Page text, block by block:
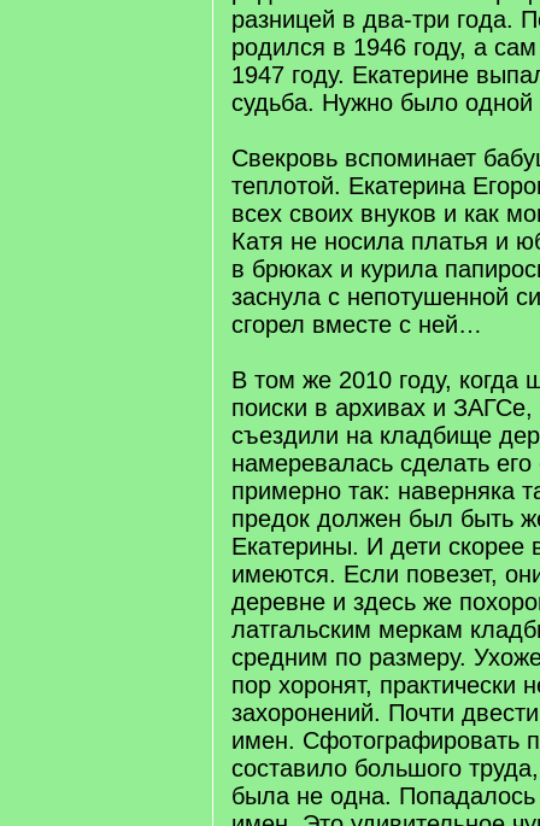
разницей в два-три года.
родился в 1946 году, а
1947 году. Екатерине
судьба. Нужно было одной
Свекровь вспоминает
теплотой. Екатерина
всех своих внуков и как
Катя не носила платья и
в брюках и курила
заснула с непотушенной
сгорел вместе с ней…
В том же 2010 году, когда
поиски в архивах и
съездили на кладбище
намеревалась сделать
примерно так: наверняка
предок должен был быть
Екатерины. И дети скорее
имеются. Если повезет,
деревне и здесь же
латгальским меркам
средним по размеру.
пор хоронят, практически
захоронений. Почти
имен. Сфотографировать
составило большого
была не одна.